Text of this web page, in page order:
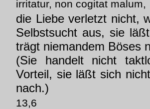
irritatur, non cogitat malum,
die Liebe verletzt nicht,
Selbstsucht aus, sie
trägt niemandem Böses
(Sie handelt nicht
Vorteil, sie läßt sich
nach.)
13,6